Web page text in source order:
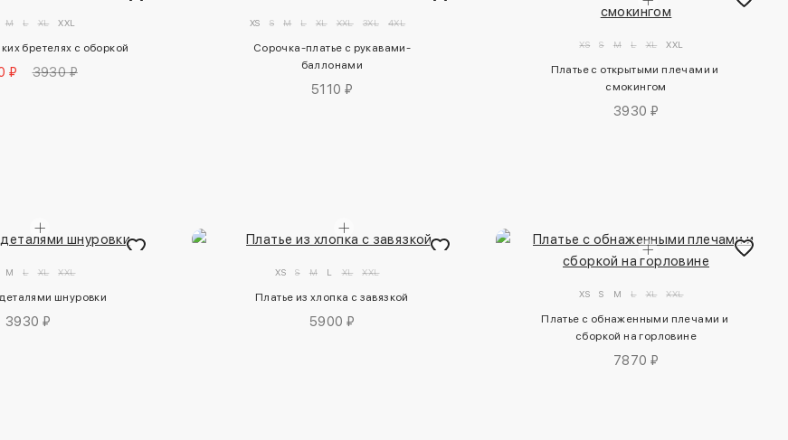
M L XL XXL
бретелях с оборкой
₽ 3930 ₽
XS S M L XL XXL 3XL 4XL
Сорочка-платье с рукавами-
баллонами
5110 ₽
XS S M L XL XXL
Платье с открытыми плечами и
смокингом
3930 ₽
M L XL XXL
шнуровки
3930 ₽
XS S M L XL XXL
Платье из хлопка с завязкой
5900 ₽
XS S M L XL XXL
Платье с обнаженными плечами и
сборкой на горловине
7870 ₽